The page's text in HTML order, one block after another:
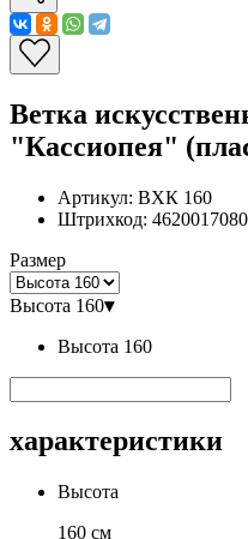
Ветка
"Кассиопея"
Артикул: ВХК 160
Штрихкод:
Размер
Высота 160▾
Высота 160
характеристики
Высота
160 см